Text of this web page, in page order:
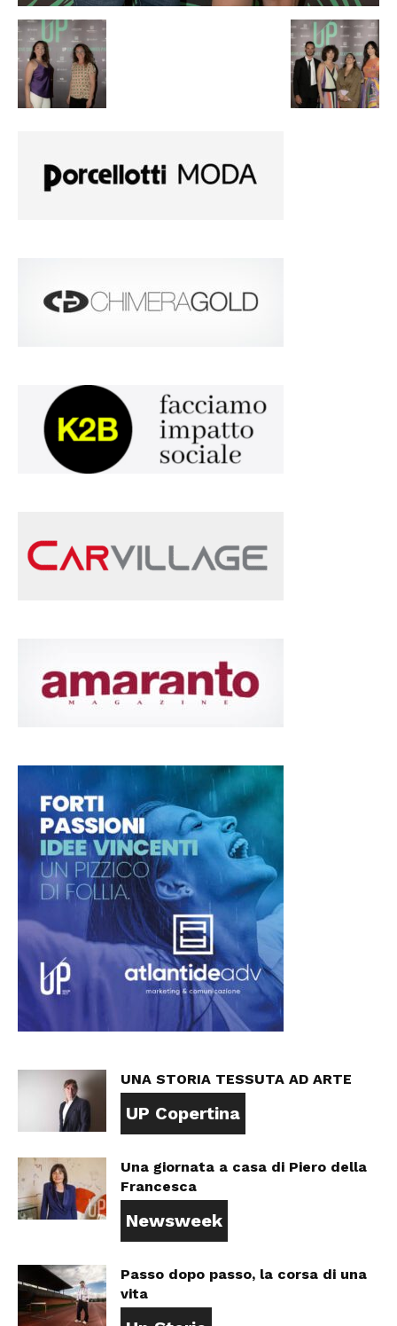
UNA STORIA TESSUTA AD ARTE
UP Copertina
Una giornata a casa di Piero della
Francesca
Newsweek
Passo dopo passo, la corsa di una
vita